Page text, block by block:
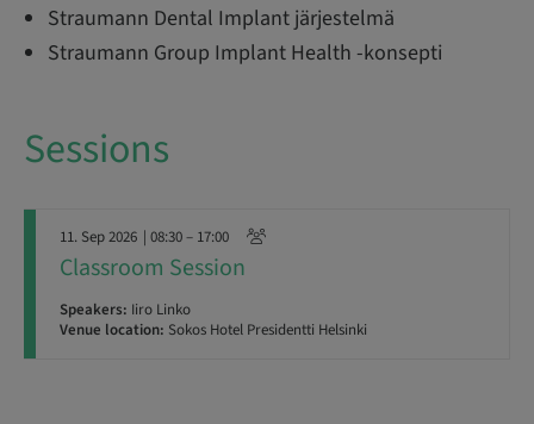
Straumann Dental Implant järjestelmä
Straumann Group Implant Health -konsepti
Sessions
11. Sep 2026 | 08:30 – 17:00
Classroom Session
Speakers: Iiro Linko
Venue location: Sokos Hotel Presidentti Helsinki